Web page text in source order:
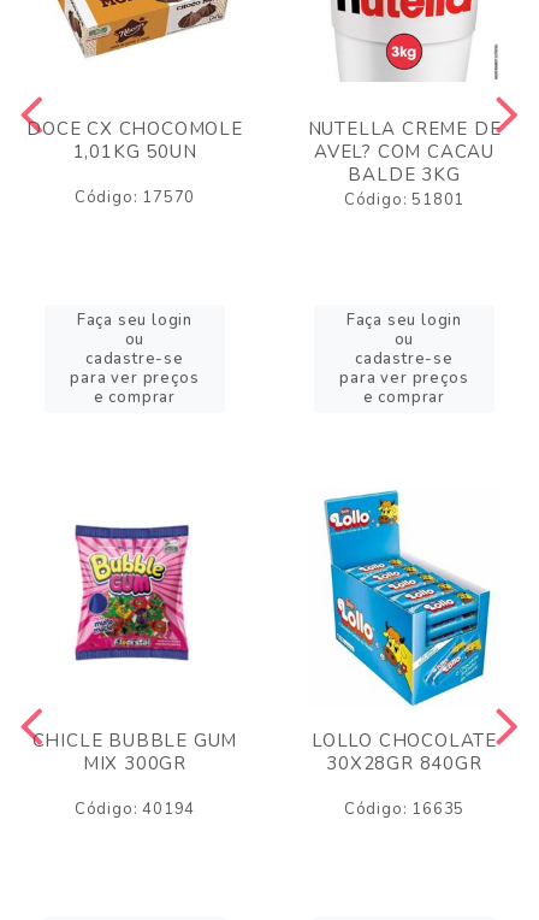
DOCE CX CHOCOMOLE
1,01KG 50UN
Código: 17570
Faça seu login
ou
cadastre-se
para ver preços
e comprar
NUTELLA CREME DE
AVEL? COM CACAU
BALDE 3KG
Código: 51801
Faça seu login
ou
cadastre-se
para ver preços
e comprar
CHICLE BUBBLE GUM
MIX 300GR
Código: 40194
LOLLO CHOCOLATE
30X28GR 840GR
Código: 16635